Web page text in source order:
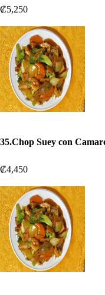
₡5,250
35.Chop Suey con
₡4,450